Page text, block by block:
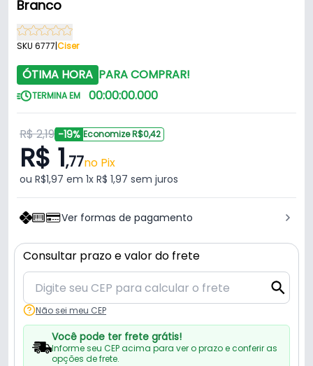
Branco
SKU 6777|Ciser
ÓTIMA HORA PARA COMPRAR!
TERMINA EM 00:00:00.000
R$ 2,19 -19% Economize R$0,42
R$ 1,77no Pix
ou R$1,97 em 1x R$ 1,97 sem juros
Ver formas de pagamento
Consultar prazo e valor do frete
Não sei meu CEP
Você pode ter frete grátis!
Informe seu CEP acima para ver o prazo e conferir as
opções de frete.